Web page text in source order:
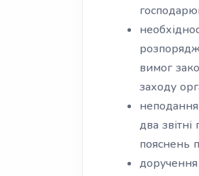
вимог
заходу
неподання
два
пояснень
доручення